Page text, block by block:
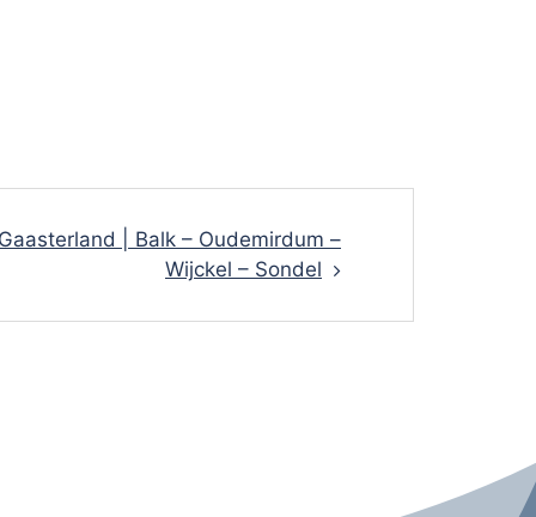
| Balk – Oudemirdum –
Wijckel – Sondel